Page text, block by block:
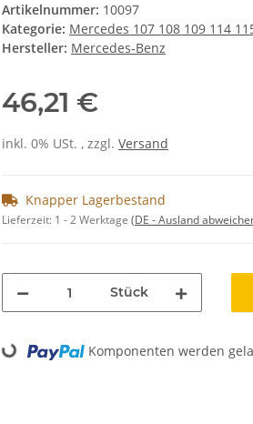
Artikelnummer: 10097
Kategorie: Mercedes 107 108 109 114
Hersteller: Mercedes-Benz
46,21 €
inkl. 0% USt. , zzgl. Versand
Knapper Lagerbestand
Lieferzeit: 1 - 2 Werktage (DE - Ausland
Stück
Loading... Komponenten werden